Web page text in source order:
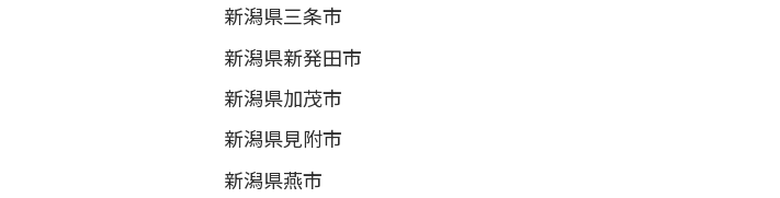
新潟県三条市
新潟県新発田市
新潟県加茂市
新潟県見附市
新潟県燕市